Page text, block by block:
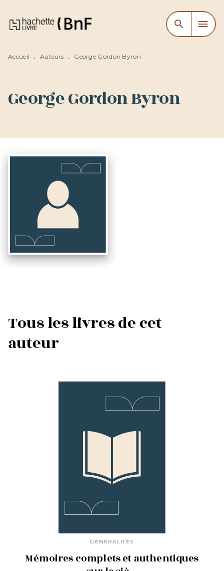
MENU RECHERCHE
CONTENU
search menu
Accueil • Auteurs • George Gordon Byron
George Gordon Byron
Tous les livres de cet
auteur
GÉNÉRALITÉS
Mémoires complets et authentiques